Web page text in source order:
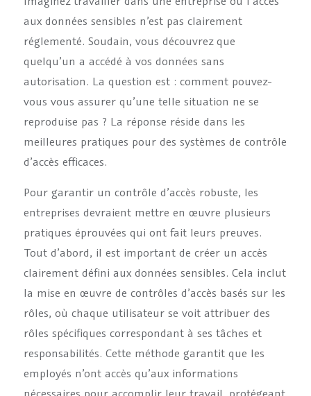
aux données sensibles n’est pas clairement
réglementé. Soudain, vous découvrez que
quelqu’un a accédé à vos données sans
autorisation. La question est : comment pouvez-
vous vous assurer qu’une telle situation ne se
reproduise pas ? La réponse réside dans les
meilleures pratiques pour des systèmes de contrôle
d’accès efficaces.
Pour garantir un contrôle d’accès robuste, les
entreprises devraient mettre en œuvre plusieurs
pratiques éprouvées qui ont fait leurs preuves.
Tout d’abord, il est important de créer un accès
clairement défini aux données sensibles. Cela inclut
la mise en œuvre de contrôles d’accès basés sur les
rôles, où chaque utilisateur se voit attribuer des
rôles spécifiques correspondant à ses tâches et
responsabilités. Cette méthode garantit que les
employés n’ont accès qu’aux informations